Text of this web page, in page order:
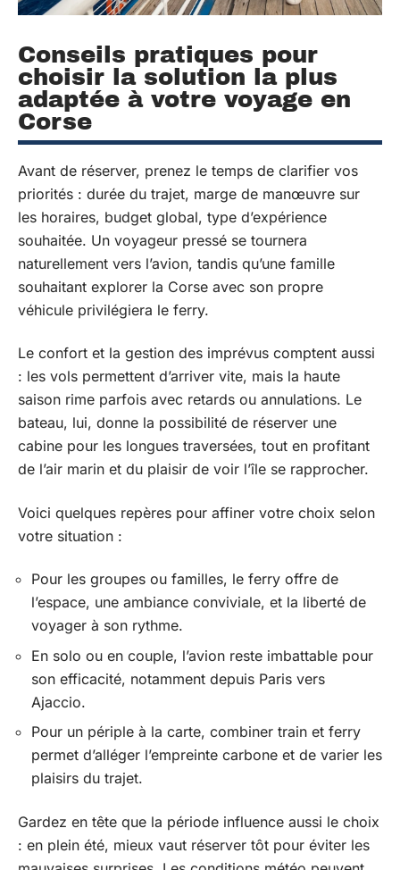
Conseils pratiques pour
choisir la solution la plus
adaptée à votre voyage en
Corse
Avant de réserver, prenez le temps de clarifier vos
priorités : durée du trajet, marge de manœuvre sur
les horaires, budget global, type d’expérience
souhaitée. Un voyageur pressé se tournera
naturellement vers l’avion, tandis qu’une famille
souhaitant explorer la Corse avec son propre
véhicule privilégiera le ferry.
Le confort et la gestion des imprévus comptent aussi
: les vols permettent d’arriver vite, mais la haute
saison rime parfois avec retards ou annulations. Le
bateau, lui, donne la possibilité de réserver une
cabine pour les longues traversées, tout en profitant
de l’air marin et du plaisir de voir l’île se rapprocher.
Voici quelques repères pour affiner votre choix selon
votre situation :
Pour les groupes ou familles, le ferry offre de
l’espace, une ambiance conviviale, et la liberté de
voyager à son rythme.
En solo ou en couple, l’avion reste imbattable pour
son efficacité, notamment depuis Paris vers
Ajaccio.
Pour un périple à la carte, combiner train et ferry
permet d’alléger l’empreinte carbone et de varier les
plaisirs du trajet.
Gardez en tête que la période influence aussi le choix
: en plein été, mieux vaut réserver tôt pour éviter les